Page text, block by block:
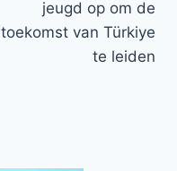
jeugd op om de
toekomst van Türkiye
te leiden